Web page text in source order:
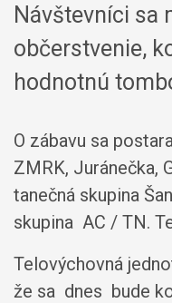
Návštevníci sa
občerstvenie,
hodnotnú
O zábavu sa
ZMRK, Juránečka,
tanečná skupina
skupina AC / TN.
Telovýchovná
že sa dnes bude